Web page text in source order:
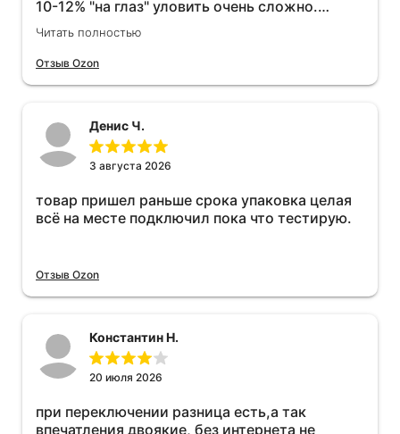
10-12% "на глаз" уловить очень сложно.
Покатаюсь, потом отключу и посмотрю, что
будет 😁.
Читать полностью
Отзыв Ozon
Денис Ч.
3 августа 2026
товар пришел раньше срока упаковка целая
всё на месте подключил пока что тестирую.
Отзыв Ozon
Константин Н.
20 июля 2026
при переключении разница есть,а так
впечатления двоякие, без интернета не